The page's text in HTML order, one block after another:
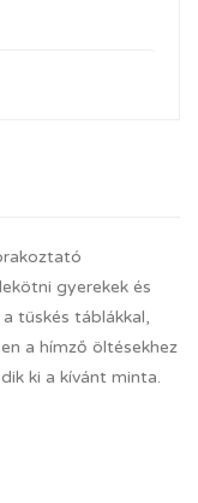
gyerekek és
tüskés táblákkal,
a hímző öltésekhez
ki a kívánt minta.